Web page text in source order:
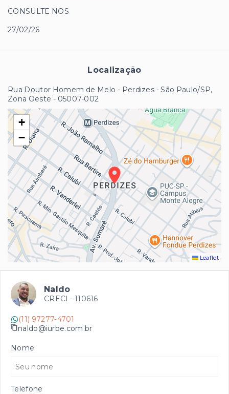
CONSULTE NOS
27/02/26
Localização
Rua Doutor Homem de Melo - Perdizes - São Paulo/SP,
Zona Oeste - 05007-002
+
−
Leaflet
Naldo
CRECI - 110616
(11) 97277-4701
naldo@iurbe.com.br
Nome
Telefone